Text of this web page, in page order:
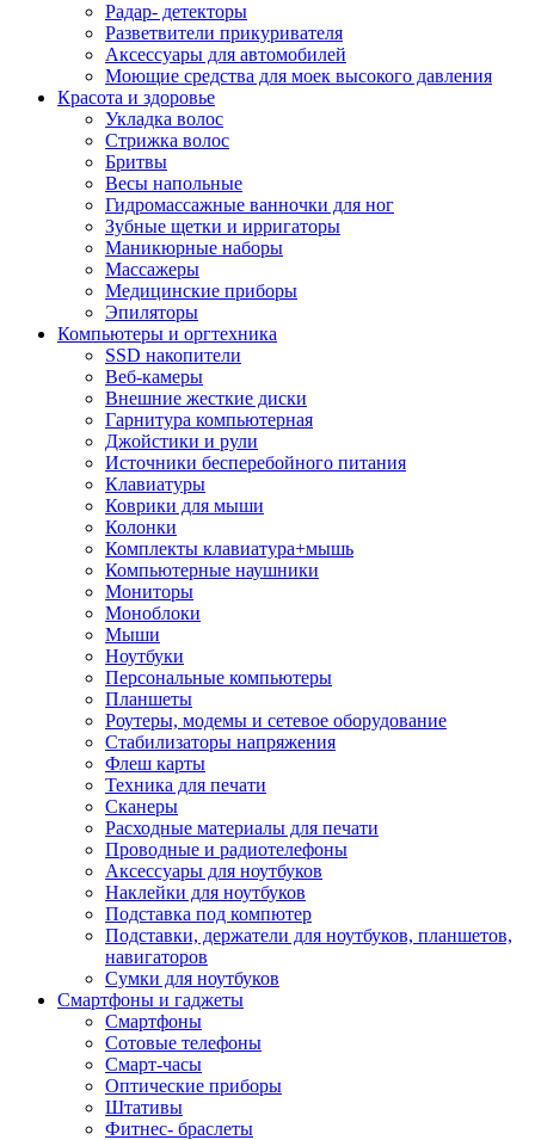
Радар- детекторы
Разветвители прикуривателя
Аксессуары для автомобилей
Моющие средства для моек высокого давления
Красота и здоровье
Укладка волос
Стрижка волос
Бритвы
Весы напольные
Гидромассажные ванночки для ног
Зубные щетки и ирригаторы
Маникюрные наборы
Массажеры
Медицинские приборы
Эпиляторы
Компьютеры и оргтехника
SSD накопители
Веб-камеры
Внешние жесткие диски
Гарнитура компьютерная
Джойстики и рули
Источники бесперебойного питания
Клавиатуры
Коврики для мыши
Колонки
Комплекты клавиатура+мышь
Компьютерные наушники
Мониторы
Моноблоки
Мыши
Ноутбуки
Персональные компьютеры
Планшеты
Роутеры, модемы и сетевое оборудование
Стабилизаторы напряжения
Флеш карты
Техника для печати
Сканеры
Расходные материалы для печати
Проводные и радиотелефоны
Аксессуары для ноутбуков
Наклейки для ноутбуков
Подставка под компютер
Подставки, держатели для ноутбуков, планшетов,
навигаторов
Сумки для ноутбуков
Смартфоны и гаджеты
Смартфоны
Сотовые телефоны
Смарт-часы
Оптические приборы
Штативы
Фитнес- браслеты